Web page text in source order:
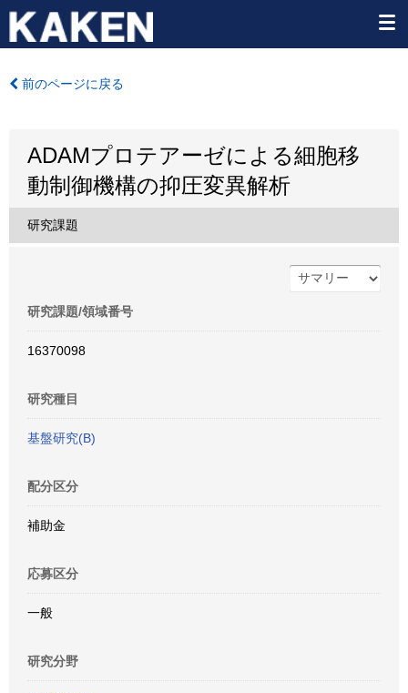
前のページに戻る
ADAMプロテアーゼによる細胞移
動制御機構の抑圧変異解析
研究課題
研究課題/領域番号
16370098
研究種目
基盤研究(B)
配分区分
補助金
応募区分
一般
研究分野